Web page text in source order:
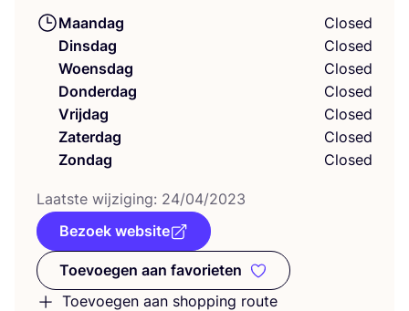
Maandag
Closed
Dinsdag
Closed
Woensdag
Closed
Donderdag
Closed
Vrijdag
Closed
Zaterdag
Closed
Zondag
Closed
Laat­ste wij­zi­ging: 24/04/2023
Bezoek website
Toevoegen aan favorieten
Toevoegen aan favorieten
Toevoegen aan shopping route